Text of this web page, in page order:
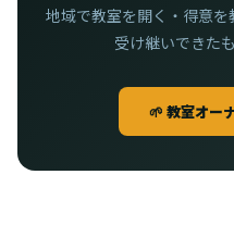
地域で教室を開く・得意を
受け継いできた
🌱 教室オー